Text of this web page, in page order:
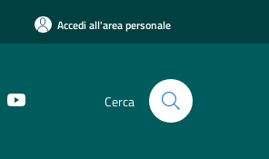
Accedi all'area personale
Cerca